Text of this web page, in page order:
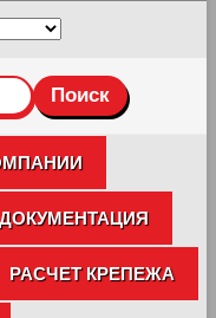
ДОКУМЕНТАЦИЯ
РАСЧЕТ КРЕПЕЖА